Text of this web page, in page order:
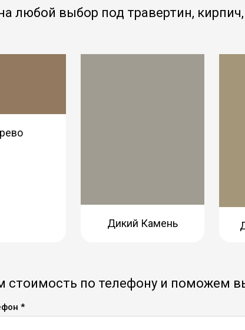
любой выбор под травертин,
Дикий Камень
стоимость по телефону и поможем
*